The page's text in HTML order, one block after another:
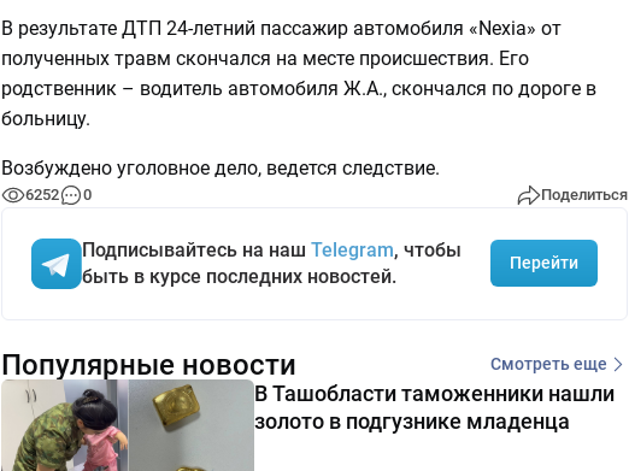
В результате ДТП 24-летний пассажир автомобиля «Nexia» от
полученных травм скончался на месте происшествия. Его
родственник – водитель автомобиля Ж.А., скончался по дороге в
больницу.
Возбуждено уголовное дело, ведется следствие.
6252 0 Поделиться
Подписывайтесь на наш Telegram, чтобы
быть в курсе последних новостей.
Перейти
Популярные новости Смотреть еще
В Ташобласти таможенники нашли
золото в подгузнике младенца